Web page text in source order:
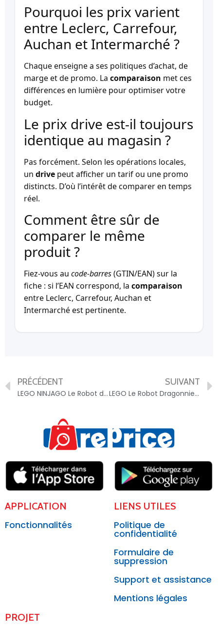
Pourquoi les prix varient
entre Leclerc, Carrefour,
Auchan et Intermarché ?
Chaque enseigne a ses politiques d’achat, de
marge et de promo. La comparaison met ces
différences en lumière pour optimiser votre
budget.
Le prix drive est-il toujours
identique au magasin ?
Pas forcément. Selon les opérations locales,
un drive peut afficher un tarif ou une promo
distincts. D’où l’intérêt de comparer en temps
réel.
Comment être sûr de
comparer le même
produit ?
Fiez-vous au code-barres(GTIN/EAN) sur la
fiche : si l’EAN correspond, la comparaison
entre Leclerc, Carrefour, Auchan et
Intermarché est pertinente.
PRÉCÉDENT
LEGO NINJAGO Le Robot du Chevalier de Feu – 71846 LEGO – 5702017815794
SUIVANT
LEGO Le Robot Dragonnier de Rogue 71843 LEGO – 5702017815763
APPLICATION
Fonctionnalités
LIENS UTILES
Politique de
confidentialité
Formulaire de
suppression
Support et assistance
Mentions légales
PROJET